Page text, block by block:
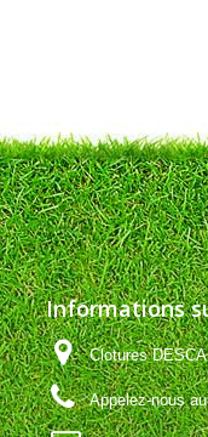
Informations
Clotures
Appelez-nous